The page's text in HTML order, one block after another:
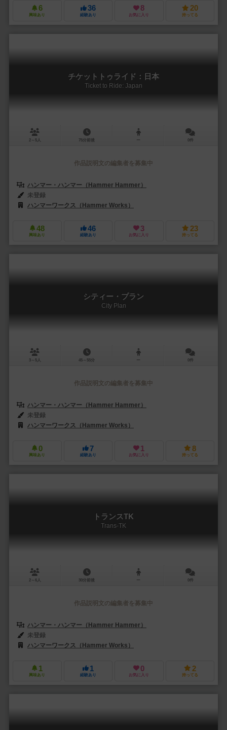
6
興味あり
36
経験あり
8
お気に入り
20
持ってる
チケットトゥライド：日本
Ticket to Ride: Japan
2～5人 75分前後 ー 0件
作品説明文の編集者を募集中
ハンマー・ハンマー（Hammer Hammer）
未登録
ハンマーワークス（Hammer Works）
48
興味あり
46
経験あり
3
お気に入り
23
持ってる
シティー・プラン
City Plan
3～5人 45～55分 ー 0件
作品説明文の編集者を募集中
ハンマー・ハンマー（Hammer Hammer）
未登録
ハンマーワークス（Hammer Works）
0
興味あり
7
経験あり
1
お気に入り
8
持ってる
トランスTK
Trans-TK
2～6人 30分前後 ー 0件
作品説明文の編集者を募集中
ハンマー・ハンマー（Hammer Hammer）
未登録
ハンマーワークス（Hammer Works）
1
興味あり
1
経験あり
0
お気に入り
2
持ってる